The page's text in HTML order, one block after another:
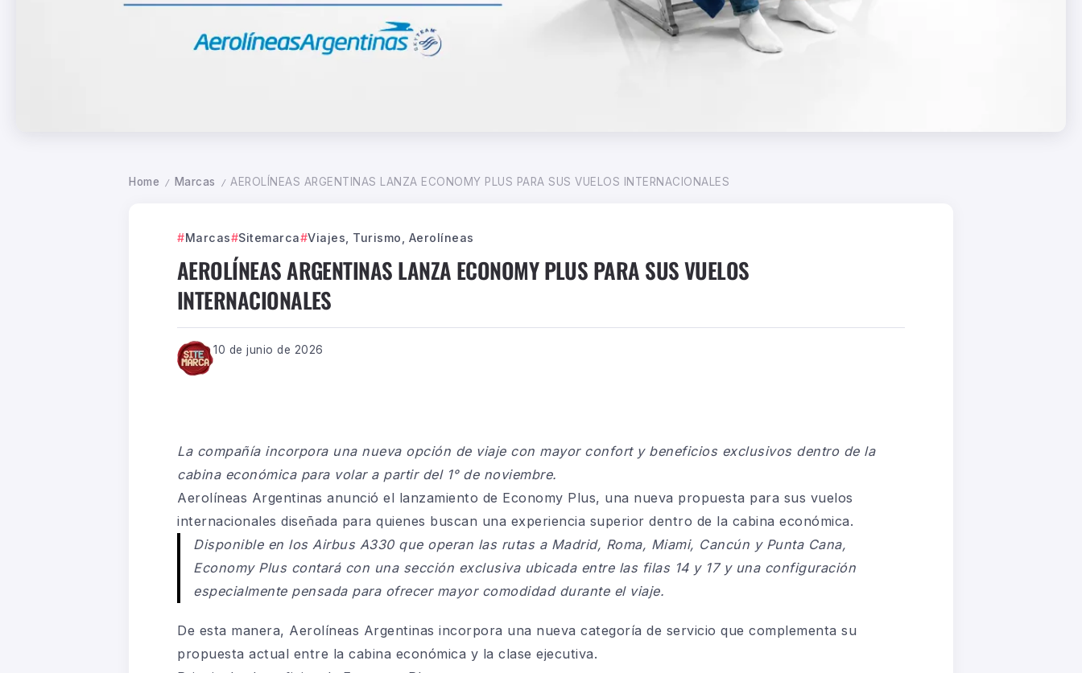
Home / Marcas / AEROLÍNEAS ARGENTINAS LANZA ECONOMY PLUS PARA SUS VUELOS INTERNACIONALES
Marcas Sitemarca Viajes, Turismo, Aerolíneas
AEROLÍNEAS ARGENTINAS LANZA ECONOMY PLUS PARA SUS VUELOS
INTERNACIONALES
10 de junio de 2026
La compañía incorpora una nueva opción de viaje con mayor confort y beneficios exclusivos dentro de la
cabina económica para volar a partir del 1° de noviembre.
Aerolíneas Argentinas anunció el lanzamiento de Economy Plus, una nueva propuesta para sus vuelos
internacionales diseñada para quienes buscan una experiencia superior dentro de la cabina económica.
Disponible en los Airbus A330 que operan las rutas a Madrid, Roma, Miami, Cancún y Punta Cana,
Economy Plus contará con una sección exclusiva ubicada entre las filas 14 y 17 y una configuración
especialmente pensada para ofrecer mayor comodidad durante el viaje.
De esta manera, Aerolíneas Argentinas incorpora una nueva categoría de servicio que complementa su
propuesta actual entre la cabina económica y la clase ejecutiva.